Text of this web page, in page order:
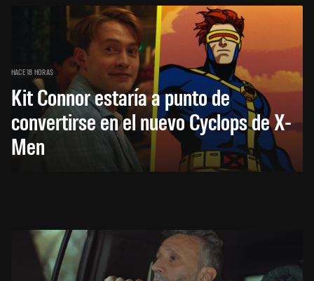
HACE 18 HORAS
Kit Connor estaría a punto de
convertirse en el nuevo Cyclops de X-
Men